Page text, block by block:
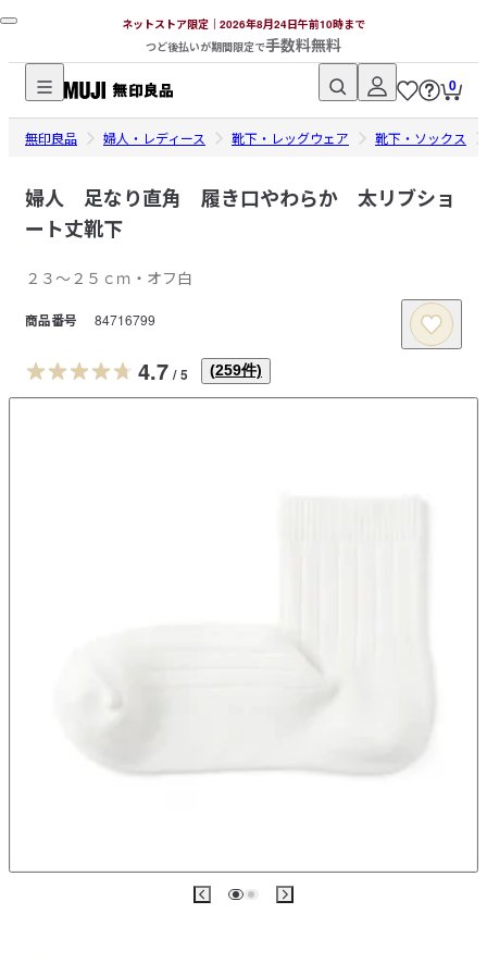
ネットストア限定｜2026年8月24日午前10時まで
つど後払いが期間限定で手数料無料
無
印
ネ
ト
ト
ア
0
無印良品 婦人・レディース 靴下・レッグウェア 靴下・ソックス
婦人 足なり直角 履き口やわらか 太リブショ
ート丈靴下
２３～２５ｃｍ・オフ白
商品番号 84716799
4.7 / 5 (259件)